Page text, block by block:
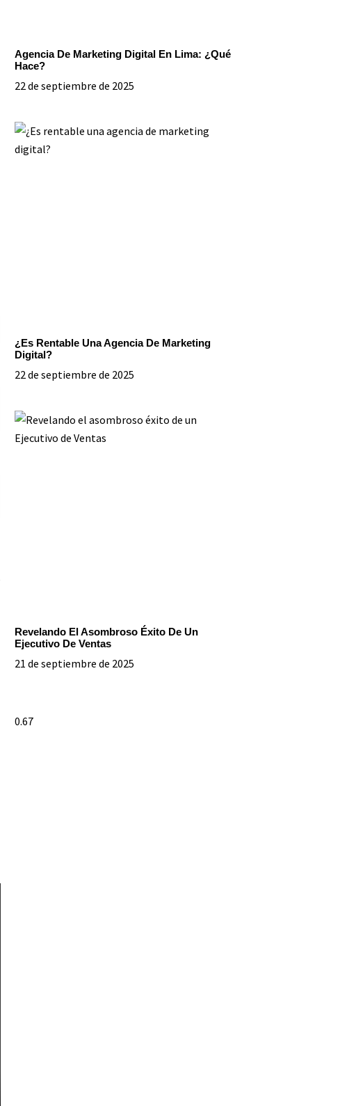
Agencia De Marketing Digital En Lima: ¿Qué
Hace?
22 de septiembre de 2025
¿Es Rentable Una Agencia De Marketing
Digital?
22 de septiembre de 2025
Revelando El Asombroso Éxito De Un
Ejecutivo De Ventas
21 de septiembre de 2025